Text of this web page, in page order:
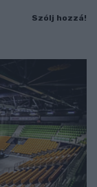
Szólj hozzá!